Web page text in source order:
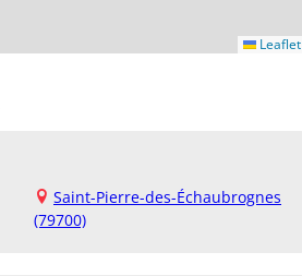
Leaflet
Saint-Pierre-des-Échaubrognes
(79700)